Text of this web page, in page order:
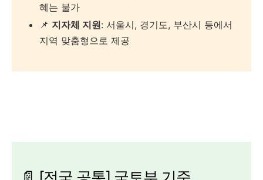
혜는 불가
📌 지자체 지원: 서울시, 경기도, 부산시 등에서
지역 맞춤형으로 제공